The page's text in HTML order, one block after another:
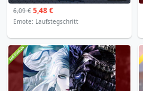
6,09 € 5,48 €
Emote: Laufstegschritt